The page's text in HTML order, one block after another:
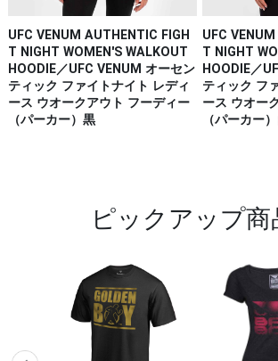
UFC VENUM AUTHENTIC FIGH
T NIGHT WOMEN'S WALKOUT
HOODIE／UFC VENUM オーセン
ティック ファイトナイト レディ
ース ウオークアウト フーディー
（パーカー）黒
UFC
T NIGHT
HOODIE／
ティック フ
ース ウオー
（パーカー
ピックアップ商